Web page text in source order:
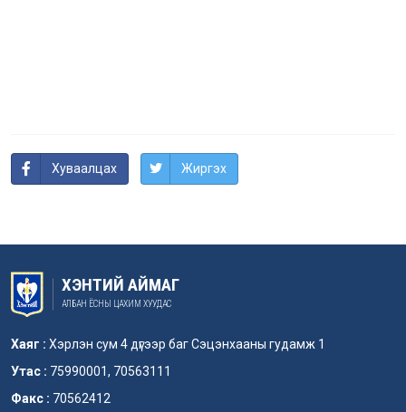
Хуваалцах Жиргэх
ХЭНТИЙ АЙМАГ
АЛБАН ЁСНЫ ЦАХИМ ХУУДАС
Хаяг : Хэрлэн сум 4 дүгээр баг Сэцэнхааны гудамж 1
Утас : 75990001, 70563111
Факс : 70562412